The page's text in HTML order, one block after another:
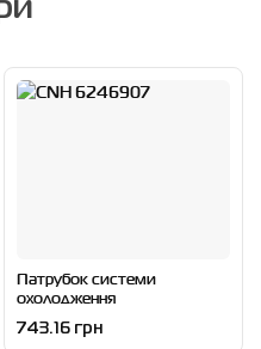
Патрубок системи
охолодження
743.16 грн